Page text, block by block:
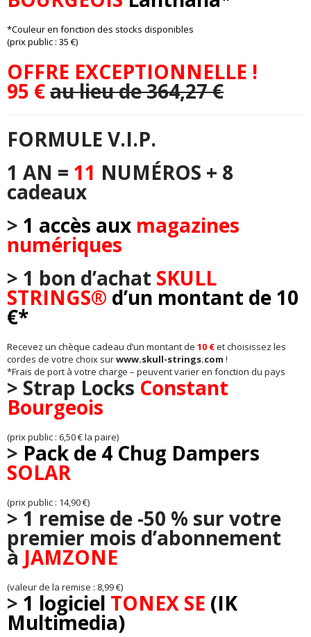
*Couleur en fonction des stocks disponibles
(prix public : 35 €)
OFFRE EXCEPTIONNELLE !
95 €au lieu de 364,27 €
FORMULE V.I.P.
1 AN = 11 NUMÉROS + 8
cadeaux
> 1 accès aux magazines
numériques
> 1 bon d’achat SKULL
STRINGS® d’un montant de 10
€*
Recevez un chèque cadeau d’un montant de 10 €et choisissez les
cordes de votre choix surwww.skull-strings.com !
*Frais de port à votre charge – peuvent varier en fonction du pays
> Strap Locks Constant
Bourgeois
(prix public : 6,50 € la paire)
> Pack de 4 Chug Dampers
SOLAR
(prix public : 14,90 €)
> 1 remise de -50 % sur votre
premier mois d’abonnement
à JAMZONE
(valeur de la remise : 8,99 €)
> 1 logiciel TONEX SE (IK
Multimedia)